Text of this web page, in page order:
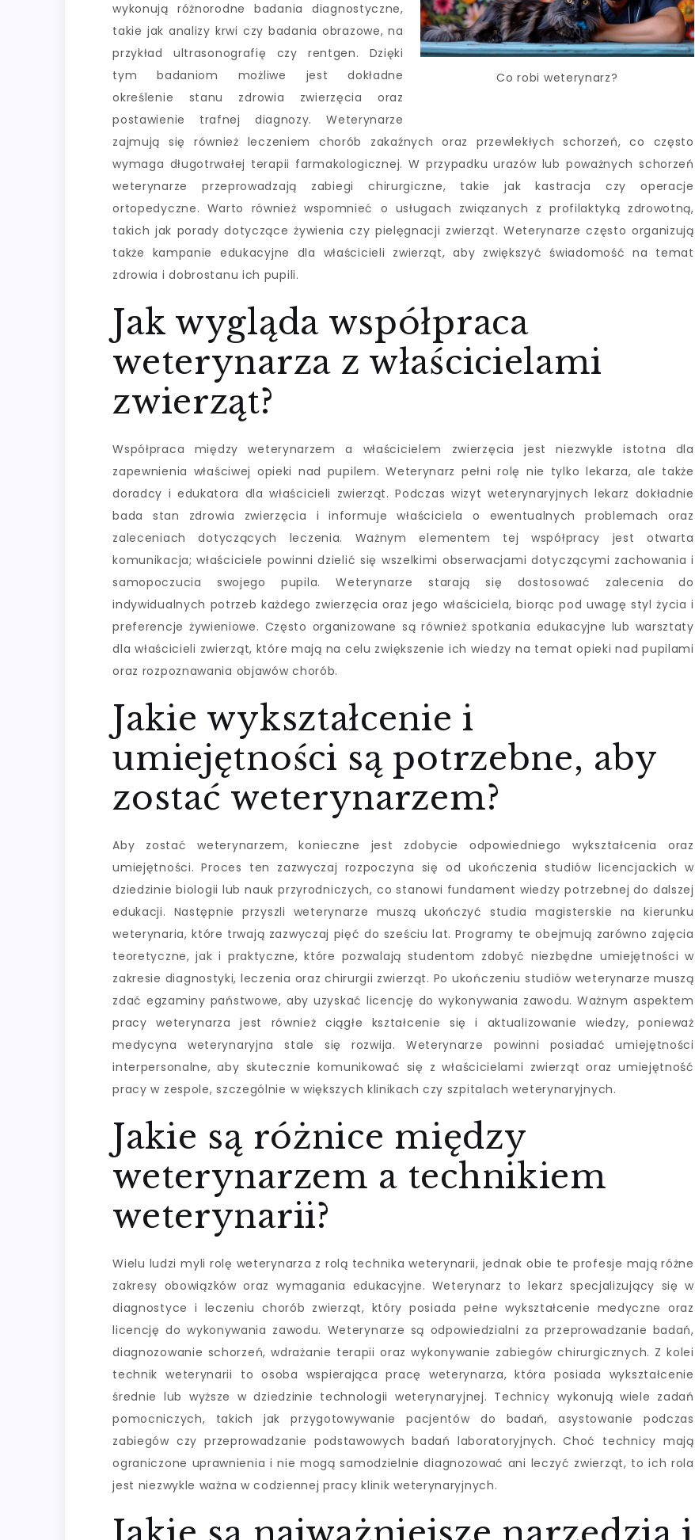
Co robi weterynarz?
wykonują różnorodne badania diagnostyczne,
takie jak analizy krwi czy badania obrazowe, na
przykład ultrasonografię czy rentgen. Dzięki
tym badaniom możliwe jest dokładne
określenie stanu zdrowia zwierzęcia oraz
postawienie trafnej diagnozy. Weterynarze
zajmują się również leczeniem chorób zakaźnych oraz przewlekłych schorzeń, co często
wymaga długotrwałej terapii farmakologicznej. W przypadku urazów lub poważnych schorzeń
weterynarze przeprowadzają zabiegi chirurgiczne, takie jak kastracja czy operacje
ortopedyczne. Warto również wspomnieć o usługach związanych z profilaktyką zdrowotną,
takich jak porady dotyczące żywienia czy pielęgnacji zwierząt. Weterynarze często organizują
także kampanie edukacyjne dla właścicieli zwierząt, aby zwiększyć świadomość na temat
zdrowia i dobrostanu ich pupili.
Jak wygląda współpraca
weterynarza z właścicielami
zwierząt?
Współpraca między weterynarzem a właścicielem zwierzęcia jest niezwykle istotna dla
zapewnienia właściwej opieki nad pupilem. Weterynarz pełni rolę nie tylko lekarza, ale także
doradcy i edukatora dla właścicieli zwierząt. Podczas wizyt weterynaryjnych lekarz dokładnie
bada stan zdrowia zwierzęcia i informuje właściciela o ewentualnych problemach oraz
zaleceniach dotyczących leczenia. Ważnym elementem tej współpracy jest otwarta
komunikacja; właściciele powinni dzielić się wszelkimi obserwacjami dotyczącymi zachowania i
samopoczucia swojego pupila. Weterynarze starają się dostosować zalecenia do
indywidualnych potrzeb każdego zwierzęcia oraz jego właściciela, biorąc pod uwagę styl życia i
preferencje żywieniowe. Często organizowane są również spotkania edukacyjne lub warsztaty
dla właścicieli zwierząt, które mają na celu zwiększenie ich wiedzy na temat opieki nad pupilami
oraz rozpoznawania objawów chorób.
Jakie wykształcenie i
umiejętności są potrzebne, aby
zostać weterynarzem?
Aby zostać weterynarzem, konieczne jest zdobycie odpowiedniego wykształcenia oraz
umiejętności. Proces ten zazwyczaj rozpoczyna się od ukończenia studiów licencjackich w
dziedzinie biologii lub nauk przyrodniczych, co stanowi fundament wiedzy potrzebnej do dalszej
edukacji. Następnie przyszli weterynarze muszą ukończyć studia magisterskie na kierunku
weterynaria, które trwają zazwyczaj pięć do sześciu lat. Programy te obejmują zarówno zajęcia
teoretyczne, jak i praktyczne, które pozwalają studentom zdobyć niezbędne umiejętności w
zakresie diagnostyki, leczenia oraz chirurgii zwierząt. Po ukończeniu studiów weterynarze muszą
zdać egzaminy państwowe, aby uzyskać licencję do wykonywania zawodu. Ważnym aspektem
pracy weterynarza jest również ciągłe kształcenie się i aktualizowanie wiedzy, ponieważ
medycyna weterynaryjna stale się rozwija. Weterynarze powinni posiadać umiejętności
interpersonalne, aby skutecznie komunikować się z właścicielami zwierząt oraz umiejętność
pracy w zespole, szczególnie w większych klinikach czy szpitalach weterynaryjnych.
Jakie są różnice między
weterynarzem a technikiem
weterynarii?
Wielu ludzi myli rolę weterynarza z rolą technika weterynarii, jednak obie te profesje mają różne
zakresy obowiązków oraz wymagania edukacyjne. Weterynarz to lekarz specjalizujący się w
diagnostyce i leczeniu chorób zwierząt, który posiada pełne wykształcenie medyczne oraz
licencję do wykonywania zawodu. Weterynarze są odpowiedzialni za przeprowadzanie badań,
diagnozowanie schorzeń, wdrażanie terapii oraz wykonywanie zabiegów chirurgicznych. Z kolei
technik weterynarii to osoba wspierająca pracę weterynarza, która posiada wykształcenie
średnie lub wyższe w dziedzinie technologii weterynaryjnej. Technicy wykonują wiele zadań
pomocniczych, takich jak przygotowywanie pacjentów do badań, asystowanie podczas
zabiegów czy przeprowadzanie podstawowych badań laboratoryjnych. Choć technicy mają
ograniczone uprawnienia i nie mogą samodzielnie diagnozować ani leczyć zwierząt, to ich rola
jest niezwykle ważna w codziennej pracy klinik weterynaryjnych.